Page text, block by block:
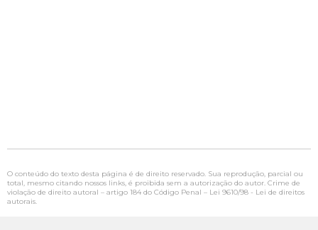
O conteúdo do texto desta página é de direito reservado. Sua reprodução, parcial ou
total, mesmo citando nossos links, é proibida sem a autorização do autor. Crime de
violação de direito autoral – artigo 184 do Código Penal – Lei 9610/98 - Lei de direitos
autorais.